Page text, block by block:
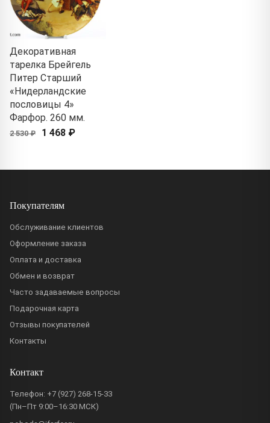
Декоративная
тарелка Брейгель
Питер Старший
«Нидерландские
пословицы 4»
Фарфор. 260 мм.
2 530 ₽ 1 468 ₽
Покупателям
Обслуживание клиентов
Оформление заказа
Оплата и доставка
Обмен и возврат
Часто задаваемые вопросы
Подарочная карта
Отзывы покупателей
Контакты
Контакт
Телефон: +7 (927) 268-15-33
(Пн–Пт 9:00–16:30 МСК)